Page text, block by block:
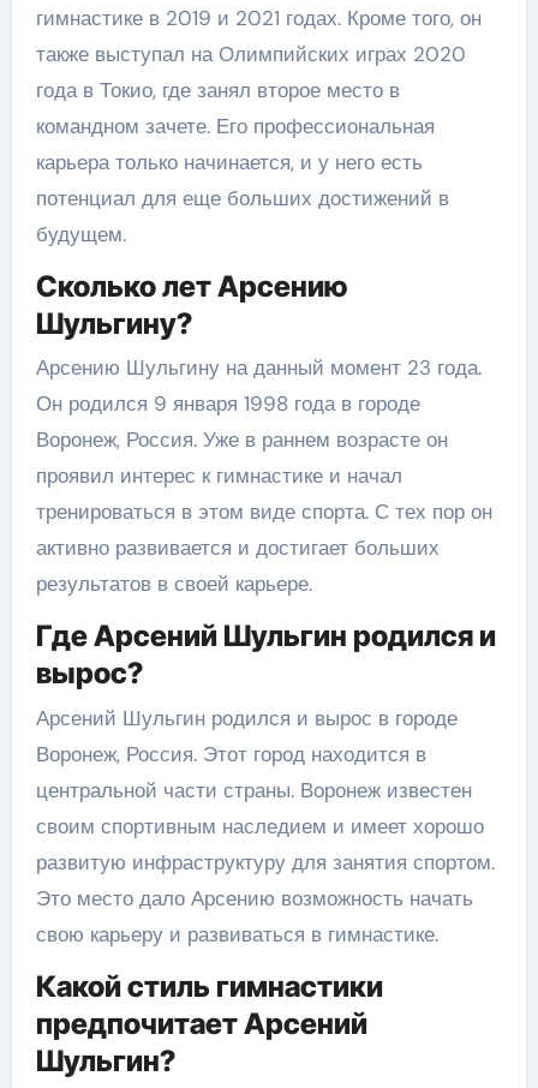
гимнастике в 2019 и 2021 годах. Кроме того, он
также выступал на Олимпийских играх 2020
года в Токио, где занял второе место в
командном зачете. Его профессиональная
карьера только начинается, и у него есть
потенциал для еще больших достижений в
будущем.
Сколько лет Арсению
Шульгину?
Арсению Шульгину на данный момент 23 года.
Он родился 9 января 1998 года в городе
Воронеж, Россия. Уже в раннем возрасте он
проявил интерес к гимнастике и начал
тренироваться в этом виде спорта. С тех пор он
активно развивается и достигает больших
результатов в своей карьере.
Где Арсений Шульгин родился и
вырос?
Арсений Шульгин родился и вырос в городе
Воронеж, Россия. Этот город находится в
центральной части страны. Воронеж известен
своим спортивным наследием и имеет хорошо
развитую инфраструктуру для занятия спортом.
Это место дало Арсению возможность начать
свою карьеру и развиваться в гимнастике.
Какой стиль гимнастики
предпочитает Арсений
Шульгин?